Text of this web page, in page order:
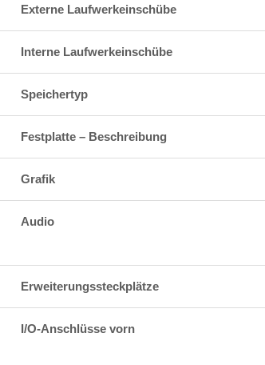
Externe Laufwerkeinschübe
Interne Laufwerkeinschübe
Speichertyp
Festplatte – Beschreibung
Grafik
Audio
Erweiterungssteckplätze
I/O-Anschlüsse vorn